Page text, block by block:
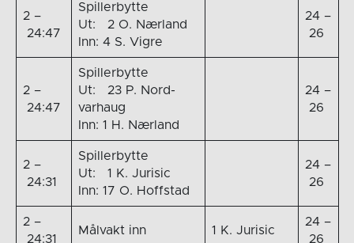
2 –
24:47
Spillerbytte
Ut: 2 O. Nærland
Inn: 4 S. Vigre
24 –
26
2 –
24:47
Spillerbytte
Ut: 23 P. Nord-
varhaug
Inn: 1 H. Nærland
24 –
26
2 –
24:31
Spillerbytte
Ut: 1 K. Jurisic
Inn: 17 O. Hoffstad
24 –
26
2 –
24:31
Målvakt inn 1 K. Jurisic
24 –
26